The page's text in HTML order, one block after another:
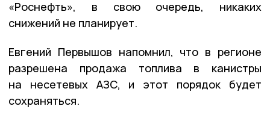
«Роснефть», в свою очередь, никаких
снижений не планирует.
Евгений Первышов напомнил, что в регионе
разрешена продажа топлива в канистры
на несетевых АЗС, и этот порядок будет
сохраняться.